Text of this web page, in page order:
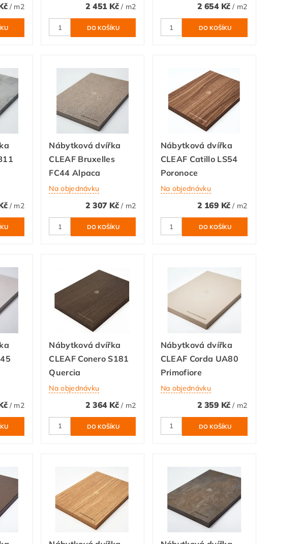
/ m2 2 451 Kč / m2 2 654 Kč/ m2
/ m2
Nábytková dvířka
CLEAF Bruxelles
FC44 Alpaca
Na objednávku
2 307 Kč / m2
Nábytková dvířka
CLEAF Catillo LS54
Poronoce
Na objednávku
2 169 Kč/ m2
/ m2
Nábytková dvířka
CLEAF Conero S181
Quercia
Na objednávku
2 364 Kč / m2
Nábytková dvířka
CLEAF Corda UA80
Primofiore
Na objednávku
2 359 Kč/ m2